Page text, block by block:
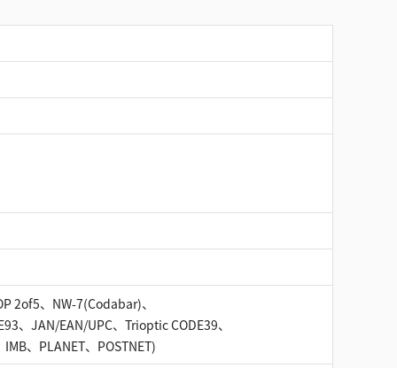
2of5、NW-7(Codabar)、
、JAN/EAN/UPC、Trioptic CODE39、
、PLANET、POSTNET)